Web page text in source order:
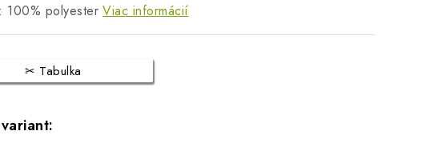
100% polyester Viac informácií
Tabulka